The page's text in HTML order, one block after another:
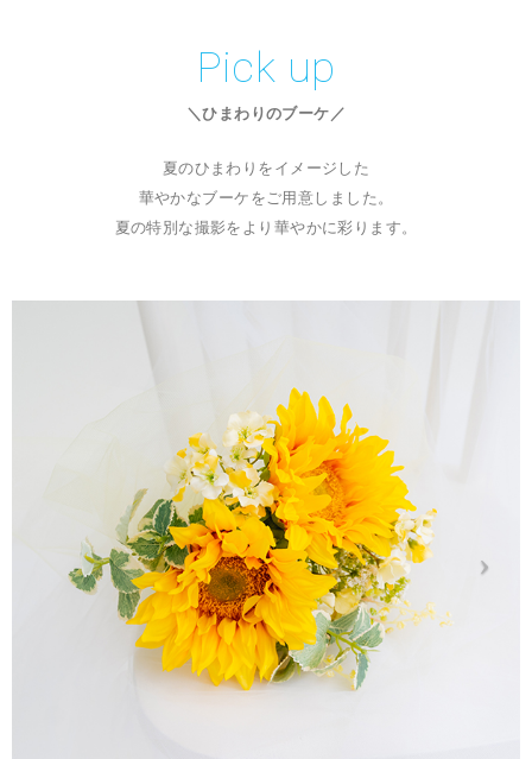
Pick up
＼ひまわりのブーケ／
夏のひまわりをイメージした
華やかなブーケをご用意しました。
夏の特別な撮影をより華やかに彩ります。